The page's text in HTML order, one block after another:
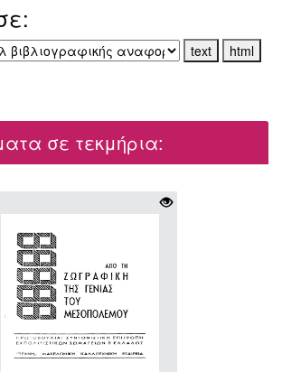
σε τεκμήρια: